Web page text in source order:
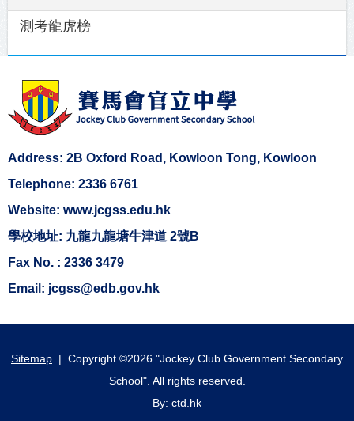
測考龍虎榜
Address: 2B Oxford Road, Kowloon Tong, Kowloon
Telephone: 2336 6761
Website: www.jcgss.edu.hk
學校地址: 九龍九龍塘牛津道 2號B
Fax No. : 2336 3479
Email: jcgss@edb.gov.hk
Sitemap | Copyright ©2026 "Jockey Club Government Secondary
School". All rights reserved.
By: ctd.hk